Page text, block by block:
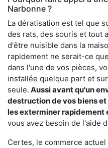
Narbonne ?
La dératisation est tel que
des rats, des souris et tout
d'être nuisible dans la
rapidement ne serait-ce
dans l'une de vos pièces,
installée quelque part et
seule. Aussi avant qu'un
destruction de vos biens
les exterminer rapidement
vous avez besoin de l'aide
Certes, le commerce